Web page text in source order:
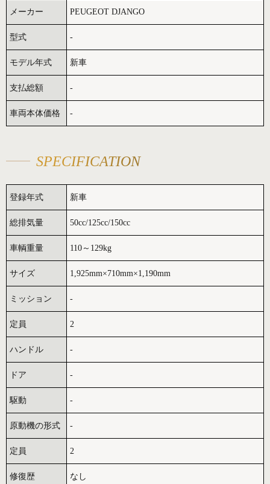
メーカー PEUGEOT DJANGO
型式 -
モデル年式 新車
支払総額 -
車両本体価格 -
SPECIFICATION
登録年式 新車
総排気量 50cc/125cc/150cc
車輌重量 110～129kg
サイズ 1,925mm×710mm×1,190mm
ミッション -
定員 2
ハンドル -
ドア -
駆動 -
原動機の形式 -
定員 2
修復歴 なし